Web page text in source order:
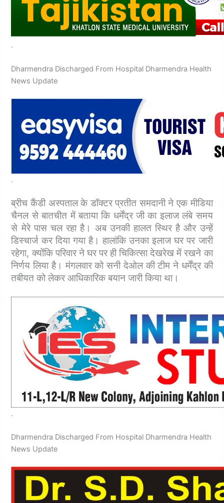
.
Dharmendra Discharged From Hospital Dharmendra Health
News Update
.
ब्रीच कैंडी अस्पताल के डॉक्टर प्रतीत समदानी ने एक मीडिया
चैनल से बातचीत में बताया कि धर्मेंद्र जी का इलाज लंबे समय
से मेरे पास चल रहा है। अब उनकी हालत स्थिर है और उन्हें
डिस्चार्ज कर दिया गया है। हालांकि उनका इलाज घर पर जारी
रहेगा, क्योंकि परिवार ने घर पर ही चिकित्सा देखरेख में रखने का
निर्णय लिया है। मंगलवार को सनी देओल की टीम ने धर्मेंद्र की
तबीयत को लेकर आधिकारिक बयान जारी किया था।
.
Dharmendra Discharged From Hospital Dharmendra Health
News Update